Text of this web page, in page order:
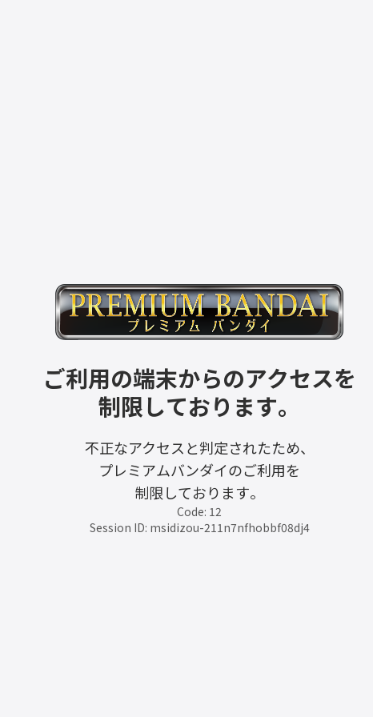
ご利用の端末からのアクセスを
制限しております。
不正なアクセスと判定されたため、
プレミアムバンダイのご利用を
制限しております。
Code: 12
Session ID: msidizou-211n7nfhobbf08dj4